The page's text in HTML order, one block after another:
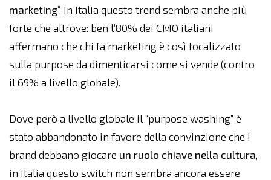
marketing”, in Italia questo trend sembra anche più
forte che altrove: ben l’80% dei CMO italiani
affermano che chi fa marketing è così focalizzato
sulla purpose da dimenticarsi come si vende (contro
il 69% a livello globale).
Dove però a livello globale il “purpose washing” è
stato abbandonato in favore della convinzione che i
brand debbano giocare un ruolo chiave nella cultura,
in Italia questo switch non sembra ancora essere